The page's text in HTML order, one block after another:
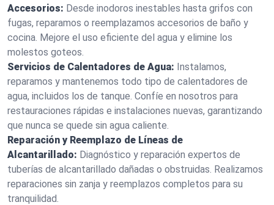
Accesorios: Desde inodoros inestables hasta grifos con
fugas, reparamos o reemplazamos accesorios de baño y
cocina. Mejore el uso eficiente del agua y elimine los
molestos goteos.
Servicios de Calentadores de Agua: Instalamos,
reparamos y mantenemos todo tipo de calentadores de
agua, incluidos los de tanque. Confíe en nosotros para
restauraciones rápidas e instalaciones nuevas, garantizando
que nunca se quede sin agua caliente.
Reparación y Reemplazo de Líneas de
Alcantarillado: Diagnóstico y reparación expertos de
tuberías de alcantarillado dañadas o obstruidas. Realizamos
reparaciones sin zanja y reemplazos completos para su
tranquilidad.